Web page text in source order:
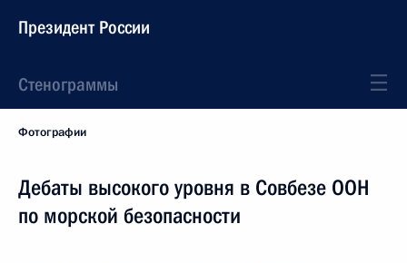
Президент России
Стенограммы
Фотографии
Дебаты высокого уровня в Совбезе ООН
по морской безопасности